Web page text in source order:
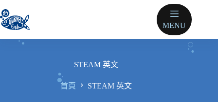
至
主
要
MENU
STEAM 英文
首頁 STEAM 英文